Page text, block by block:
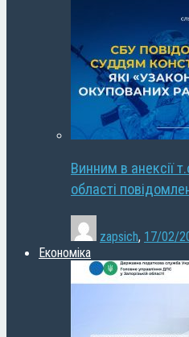
Винним в анексії
області
zapsich, 17/02/
Економіка